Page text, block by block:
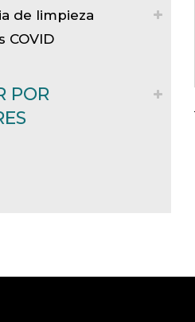
de limpieza
COVID
POR